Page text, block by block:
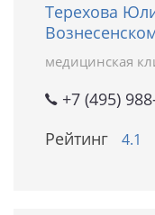
Терехова
медицинская
+7 (495)
Рейтинг
4.1